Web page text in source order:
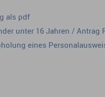
als pdf
unter 16 Jahren / Antrag
eines